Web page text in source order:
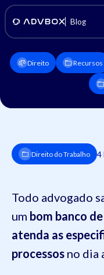
Blog
Direito Recursos
Direito do Trabalho 4
Todo advogado
um bom banco
atenda as
processos no dia